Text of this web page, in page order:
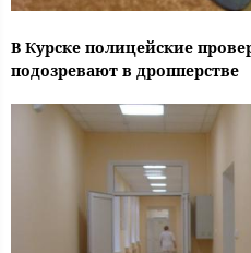
В Курске полицейские
подозревают в дропперстве